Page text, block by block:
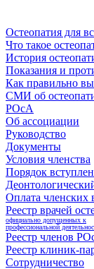
Остеопатия для
Что такое
История
Показания и
Как правильно
СМИ об
РОсА
Об ассоциации
Руководство
Документы
Условия членства
Порядок
Оплата членских
Реестр врачей
официально допущенных к
профессиональной
Реестр членов
Реестр клиник-
Сотрудничество